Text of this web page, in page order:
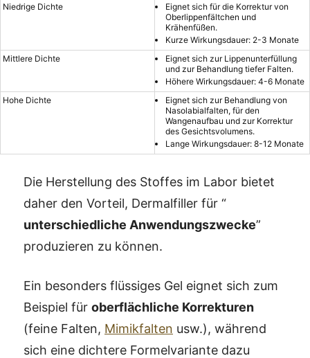
Niedrige Dichte
Eignet sich für die Korrektur von
Oberlippenfältchen und
Krähenfüßen.
Kurze Wirkungsdauer: 2-3 Monate
Mittlere Dichte
Eignet sich zur Lippenunterfüllung
und zur Behandlung tiefer Falten.
Höhere Wirkungsdauer: 4-6 Monate
Hohe Dichte
Eignet sich zur Behandlung von
Nasolabialfalten, für den
Wangenaufbau und zur Korrektur
des Gesichtsvolumens.
Lange Wirkungsdauer: 8-12 Monate
Die Herstellung des Stoffes im Labor bietet
daher den Vorteil, Dermalfiller für “
unterschiedliche Anwendungszwecke”
produzieren zu können.
Ein besonders flüssiges Gel eignet sich zum
Beispiel für oberflächliche Korrekturen
(feine Falten, Mimikfalten usw.), während
sich eine dichtere Formelvariante dazu